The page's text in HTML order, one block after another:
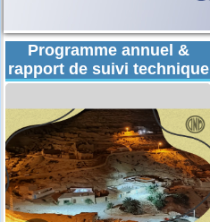
Programme annuel &
rapport de suivi technique